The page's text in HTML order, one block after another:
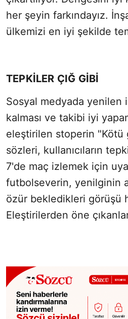
her şeyin farkındayız.
ülkemizi en iyi şekilde
TEPKİLER ÇIĞ GİBİ
Sosyal medyada yenilen
kalması ve takibi iyi
eleştirilen stoperin "Kötü
sözleri, kullanıcıların
7'de maç izlemek için
futbolseverin, yenilginin
özür bekledikleri görüşü
Eleştirilerden öne